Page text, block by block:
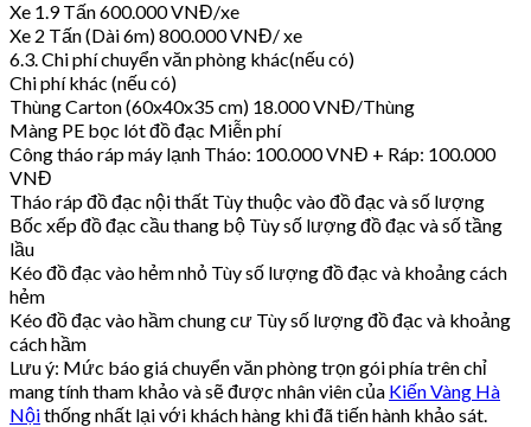
Xe 1.9 Tấn 600.000 VNĐ/xe
Xe 2 Tấn (Dài 6m) 800.000 VNĐ/ xe
6.3. Chi phí chuyển văn phòng khác(nếu có)
Chi phí khác (nếu có)
Thùng Carton (60x40x35 cm) 18.000 VNĐ/Thùng
Màng PE bọc lót đồ đạc Miễn phí
Công tháo ráp máy lạnh Tháo: 100.000 VNĐ + Ráp: 100.000
VNĐ
Tháo ráp đồ đạc nội thất Tùy thuộc vào đồ đạc và số lượng
Bốc xếp đồ đạc cầu thang bộ Tùy số lượng đồ đạc và số tầng
lầu
Kéo đồ đạc vào hẻm nhỏ Tùy số lượng đồ đạc và khoảng cách
hẻm
Kéo đồ đạc vào hầm chung cư Tùy số lượng đồ đạc và khoảng
cách hầm
Lưu ý: Mức báo giá chuyển văn phòng trọn gói phía trên chỉ
mang tính tham khảo và sẽ được nhân viên của Kiến Vàng Hà
Nộithống nhất lại với khách hàng khi đã tiến hành khảo sát.